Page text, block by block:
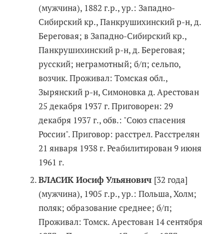
(мужчина), 1882 г.р., ур.: Западно-
Сибирский кр., Панкрушихинский р-н, д.
Береговая; в Западно-Сибирский кр.,
Панкрушихинский р-н, д. Береговая;
русский; неграмотный; б/п; сельпо,
возчик. Проживал: Томская обл.,
Зырянский р-н, Симоновка д. Арестован
25 декабря 1937 г. Приговорен: 29
декабря 1937 г., обв.: "Союз спасения
России". Приговор: расстрел. Расстрелян
21 января 1938 г. Реабилитирован 9 июня
1961 г.
ВЛАСИК Иосиф Ульянович [32 года]
(мужчина), 1905 г.р., ур.: Польша, Холм;
поляк; образование среднее; б/п;
Проживал: Томск. Арестован 14 сентября